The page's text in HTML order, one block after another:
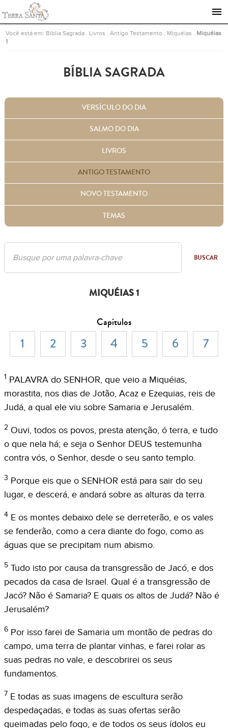
Ir para a página inicial
Você está em: Bíblia Sagrada Livros .Antigo Testamento Miquéias
Miquéias
1
BÍBLIA SAGRADA
VERSÍCULO DO DIA
SALMO DO DIA
LIVROS
ANTIGO TESTAMENTO
NOVO TESTAMENTO
TEMAS
BUSCAR
MIQUÉIAS 1
1 PALAVRA do SENHOR, que veio a Miquéias,
morastita, nos dias de Jotão, Acaz e Ezequias, reis de
Judá, a qual ele viu sobre Samaria e Jerusalém.
2 Ouvi, todos os povos, presta atenção, ó terra, e tudo
o que nela há; e seja o Senhor DEUS testemunha
contra vós, o Senhor, desde o seu santo templo.
3 Porque eis que o SENHOR está para sair do seu
lugar, e descerá, e andará sobre as alturas da terra.
4 E os montes debaixo dele se derreterão, e os vales
se fenderão, como a cera diante do fogo, como as
águas que se precipitam num abismo.
5 Tudo isto por causa da transgressão de Jacó, e dos
pecados da casa de Israel. Qual é a transgressão de
Jacó? Não é Samaria? E quais os altos de Judá? Não é
Jerusalém?
6 Por isso farei de Samaria um montão de pedras do
campo, uma terra de plantar vinhas, e farei rolar as
suas pedras no vale, e descobrirei os seus
fundamentos.
7 E todas as suas imagens de escultura serão
despedaçadas, e todas as suas ofertas serão
queimadas pelo fogo, e de todos os seus ídolos eu
Capítulos
1 2 3 4 5 6 7